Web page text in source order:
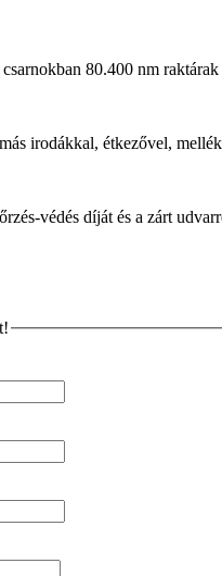
csarnokban 80.400 nm
irodákkal, étkezővel,
védés díját és a zárt